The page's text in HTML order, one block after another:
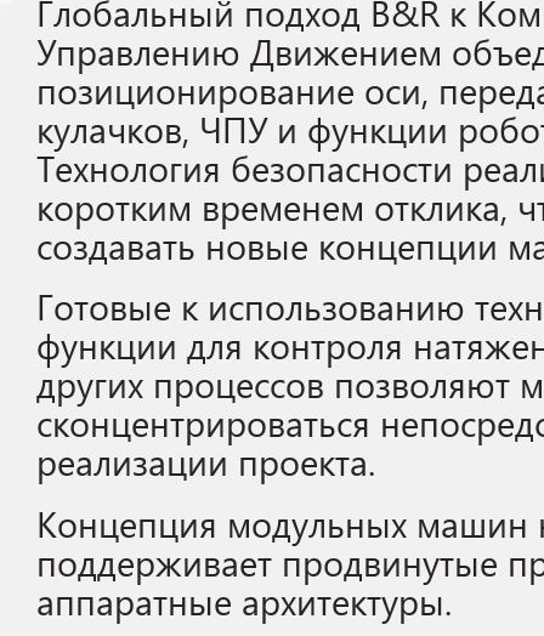
Глобальный подход B&R к
Управлению Движением
позиционирование оси,
кулачков, ЧПУ и функции
Технология безопасности
коротким временем отклика,
создавать новые концепции
Готовые к использованию
функции для контроля
других процессов позволяют
сконцентрироваться
реализации проекта.
Концепция модульных
поддерживает продвинутые
аппаратные архитектуры.